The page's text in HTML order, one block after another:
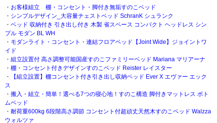
・ お客様組立 棚・コンセント・脚付き無垢すのこベッド
・ シンプルデザイン_大容量チェストベッド SchranK シュランク
・ ベッド 収納付き 引き出し付き 木製 省スペース コンパクト ヘッドレス シン
プル モダン BL WH
・ モダンライト・コンセント・連結フロアベッド【Joint Wide】ジョイントワ
イド
・ 組立設置付 高さ調整可能国産すのこファミリーベッド Mariana マリアーナ
・ 棚・コンセント付きデザインすのこベッド Reister レイスター
・
【組立設置】棚コンセント付き引き出し収納ベッド Ever X エヴァー エック
ス
・ 搬入・組立・簡単！選べる7つの寝心地！すのこ構造 脚付きマットレス ボト
ムベッド
・ 耐荷重600kg 6段階高さ調節 コンセント付超頑丈天然木すのこベッド Walzza
ウォルツァ